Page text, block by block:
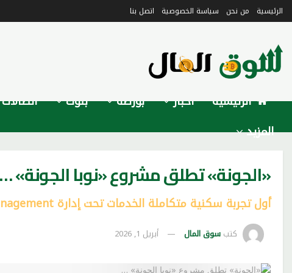
الرئيسية من نحن سياسة الخصوصية اتصل بنا
الرئيسية أخبار بورصة بنوك اتصالات
المزيد
«الجونة» تطلق مشروع «نوبا الجونة» …
أول تجربة سكنية متكاملة الخدمات تحت إدارة Orascom Property Management
كتب سوق المال أبريل 1, 2026